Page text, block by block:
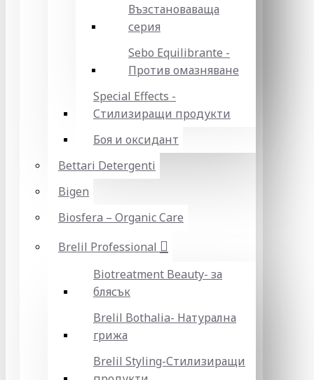
Възстановаваща
серия
Sebo Equilibrante -
Против омазняване
Special Effects -
Стилизиращи продукти
Боя и оксидант
Bettari Detergenti
Bigen
Biosfera – Organic Care
Brelil Professional
Biotreatment Beauty- за
блясък
Brelil Bothalia- Натурална
грижа
Brelil Styling-Стилизиращи